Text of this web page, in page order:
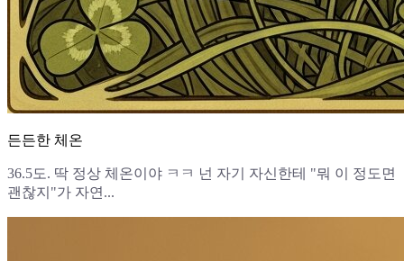
든든한 체온
36.5도. 딱 정상 체온이야 ㅋㅋ 넌 자기 자신한테 "뭐 이 정도면
괜찮지"가 자연...